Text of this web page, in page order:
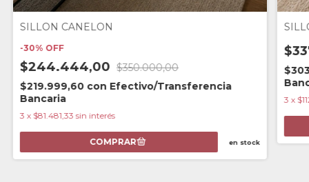
SILLON CANELON
-30% OFF
$244.444,00 $350.000,00
$219.999,60 con Efectivo/Transferencia
Bancaria
3 x $81.481,33 sin interés
en stock
3 x